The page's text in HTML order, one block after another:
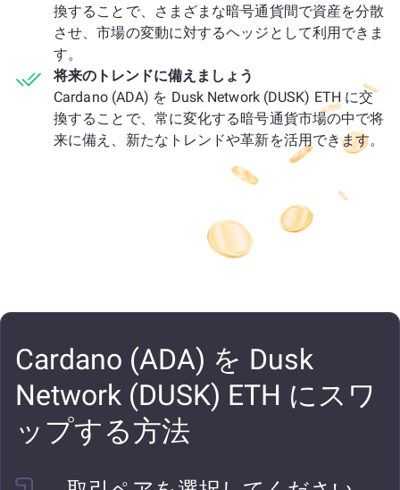
換することで、さまざまな暗号通貨間で資産を分散
させ、市場の変動に対するヘッジとして利用できま
す。
将来のトレンドに備えましょう
Cardano (ADA) を Dusk Network (DUSK) ETH に交
換することで、常に変化する暗号通貨市場の中で将
来に備え、新たなトレンドや革新を活用できます。
Cardano (ADA) を Dusk
Network (DUSK) ETH にスワ
ップする方法